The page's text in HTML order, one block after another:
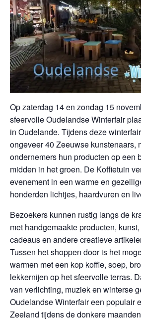
Op zaterdag 14 en zondag 15
sfeervolle Oudelandse Winterfair
in Oudelande. Tijdens deze
ongeveer 40 Zeeuwse kunstenaars,
ondernemers hun producten op een
midden in het groen. De Koffietuin
evenement in een warme en
honderden lichtjes, haardvuren en
Bezoekers kunnen rustig langs de
met handgemaakte producten,
cadeaus en andere creatieve
Tussen het shoppen door is het
warmen met een kop koffie, soep,
lekkernijen op het sfeervolle terras.
van verlichting, muziek en winterse
Oudelandse Winterfair een populair
Zeeland tijdens de donkere